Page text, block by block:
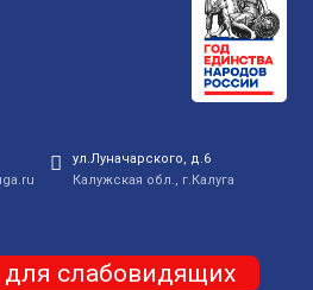
ул.Луначарского, д.6
Калужская обл., г.Калуга
для слабовидящих